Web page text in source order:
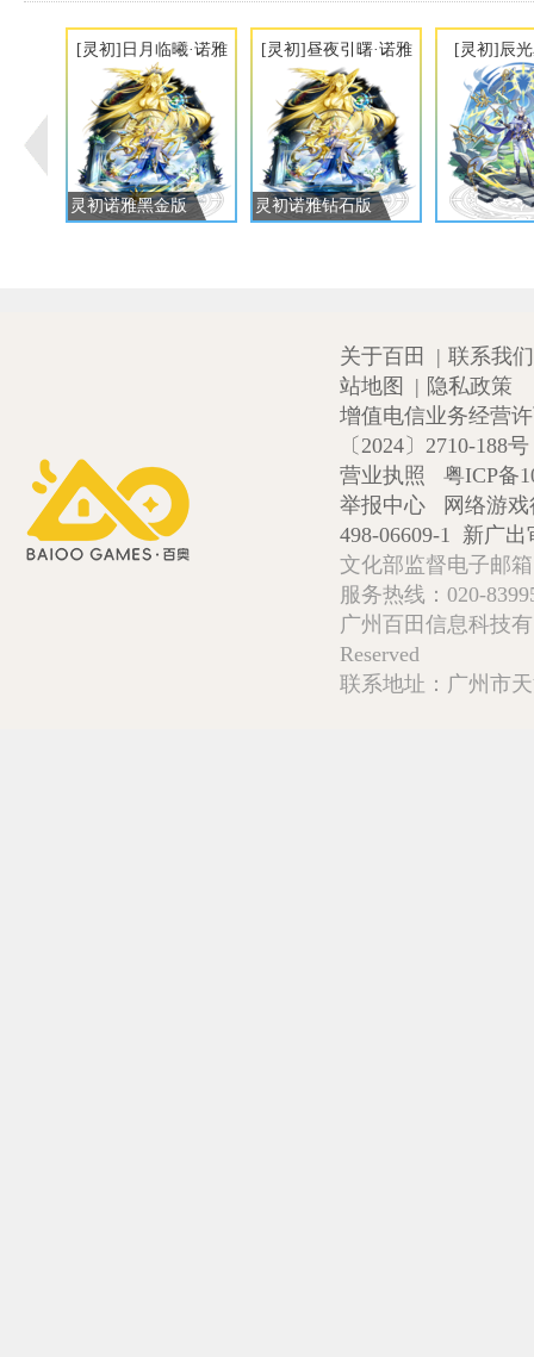
[灵初]日月临曦·诺雅
灵初诺雅黑金版
[灵初]昼夜引曙·诺雅
灵初诺雅钻石版
[灵初]辰
关于百田 | 联系我们
站地图
| 隐私政策
增值电信业务经营
〔2024〕2710-188号
营业执照
粤ICP备
举报中心
网络游
498-06609-1 新广出
文化部监督电子邮
服务热线：020-
广州百田信息科技
Reserved
联系地址：广州市